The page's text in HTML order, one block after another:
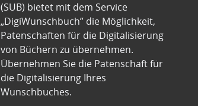
(SUB) bietet mit dem Service
„DigiWunschbuch” die Möglichkeit,
Patenschaften für die Digitalisierung
von Büchern zu übernehmen.
Übernehmen Sie die Patenschaft für
die Digitalisierung Ihres
Wunschbuches.